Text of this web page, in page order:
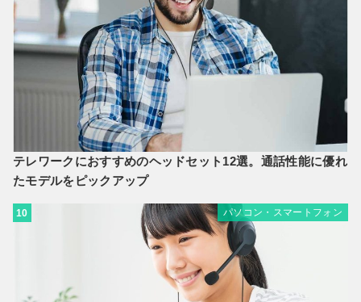
テレワークにおすすめのヘッドセット12選。通話性能に優れ
たモデルをピックアップ
10 パソコン・スマートフォン